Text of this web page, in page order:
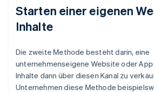
Starten einer eigenen
Inhalte
Die zweite Methode besteht darin, eine
unternehmenseigene Website oder
Inhalte dann über diesen Kanal zu
Unternehmen diese Methode